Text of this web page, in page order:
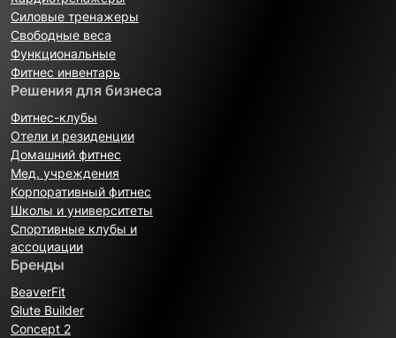
Силовые тренажеры
Свободные веса
Функциональные
Фитнес инвентарь
Решения для бизнеса
Фитнес-клубы
Отели и резиденции
Домашний фитнес
Мед. учреждения
Корпоративный фитнес
Школы и университеты
Спортивные клубы и
ассоциации
Бренды
BeaverFit
Glute Builder
Concept 2